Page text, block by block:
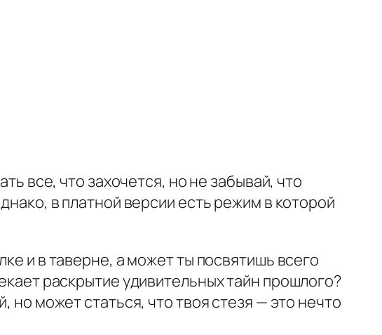
все, что захочется, но не забывай, что
в платной версии есть режим в которой
и в таверне, а может ты посвятишь всего
раскрытие удивительных тайн прошлого?
может статься, что твоя стезя — это нечто